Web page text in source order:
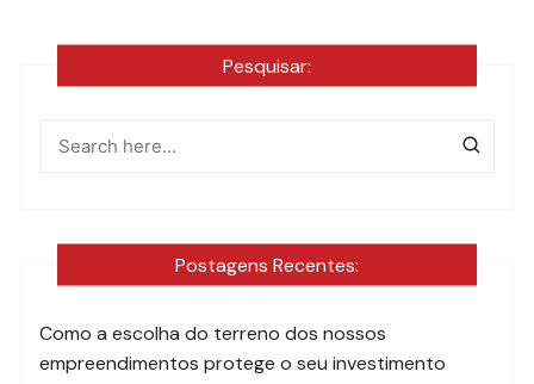
Pesquisar:
Postagens Recentes:
Como a escolha do terreno dos nossos
empreendimentos protege o seu investimento